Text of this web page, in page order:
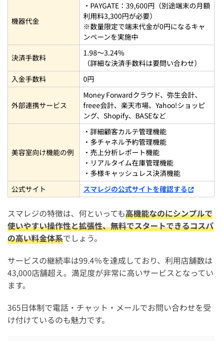
機器代金
・PAYGATE：39,600円（別途端末の月額
利用料3,300円が必要）
※数量限定で端末代金が0円になるキャ
ンペーンを実施中
決済手数料
1.98～3.24%
（詳細な決済手数料は要問い合わせ）
入金手数料
0円
外部連携サービス
Money Forwardクラウド、弥生会計、
freee会計、楽天市場、Yahoo!ショッピ
ング、Shopify、BASEなど
美容室向け機能の例
・詳細顧客カルテ管理機能
・多チャネル予約管理機能
・売上分析レポート機能
・リアルタイム在庫管理機能
・多様キャッシュレス決済機能
公式サイト
スマレジの公式サイトを確認する
スマレジの特徴は、何といっても高機能なのにシンプルで
使いやすい操作性と拡張性、無料でスタートできるコスパ
の高い料金体系でしょう。
サービスの継続率は99.4％を達成しており、利用店舗数は
43,000店舗超え。満足度が非常に高いサービスとなってい
ます。
365日体制で電話・チャット・メールでお問い合わせを受
け付けているのも魅力です。